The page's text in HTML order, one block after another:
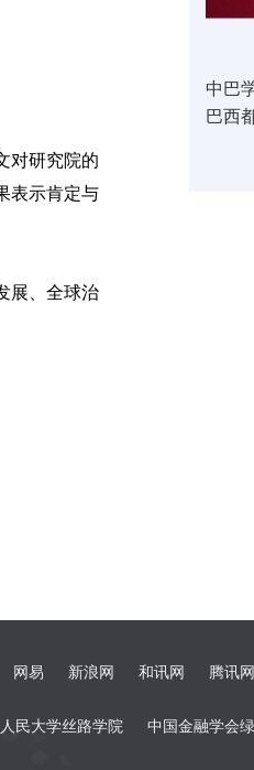
对研究院的
表示肯定与
展、全球治
中巴
巴西
网易 新浪网 和讯网 腾讯网
民大学丝路学院 中国金融学会